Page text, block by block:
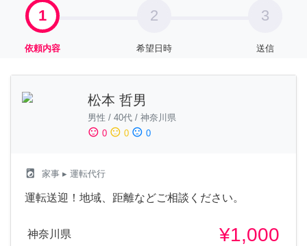
1
依頼内容
2
希望日時
3
送信
松本 哲男
男性 / 40代 / 神奈川県
sentiment_satisfied 0 sentiment_neutral 0 sentiment_dissatisfied 0
local_laundry_service 家事 ▸ 運転代行
運転送迎！地域、距離などご相談ください。
神奈川県 ¥1,000